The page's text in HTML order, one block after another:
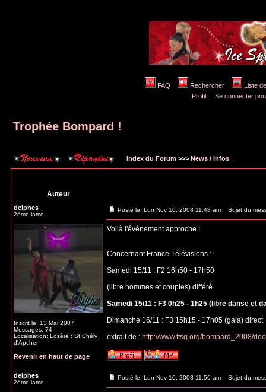
FAQ Rechercher
Liste
Profil
Se connecter
Trophée Bompard !
Index du Forum >>> News / Infos
Auteur
delphes
2ème lame
Inscrit le: 13 Mai 2007
Messages: 74
Localisation: Lozère : St Chély
d'Apcher
Posté le: Lun Nov 10, 2008 11:48 am Sujet du
Voilà l'évènement approche !
Concernant France Télévisions :
Samedi 15/11 : F2 16h50 - 17h50
(libre hommes et couples) différé
Samedi 15/11 : F3 0h25 - 1h25 (libre danse et
Dimanche 16/11 : F3 15h15 - 17h05 (gala) direct
extrait de : http://www.ffsg.org/bompard_2008/
Revenir en haut de page
delphes
2ème lame
Posté le: Lun Nov 10, 2008 11:50 am Sujet du